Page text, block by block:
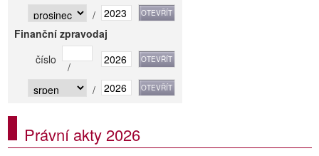
/
Finanční zpravodaj
číslo
/
/
Právní akty 2026